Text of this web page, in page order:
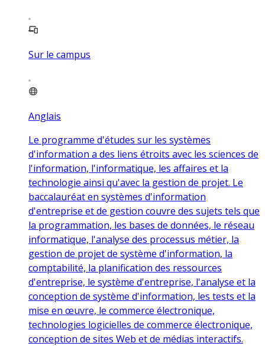
Sur le campus
Anglais
Le programme d'études sur les systèmes
d'information a des liens étroits avec les sciences de
l'information, l'informatique, les affaires et la
technologie ainsi qu'avec la gestion de projet. Le
baccalauréat en systèmes d'information
d'entreprise et de gestion couvre des sujets tels que
la programmation, les bases de données, le réseau
informatique, l'analyse des processus métier, la
gestion de projet de système d'information, la
comptabilité, la planification des ressources
d'entreprise, le système d'entreprise, l'analyse et la
conception de système d'information, les tests et la
mise en œuvre, le commerce électronique,
technologies logicielles de commerce électronique,
conception de sites Web et de médias interactifs.